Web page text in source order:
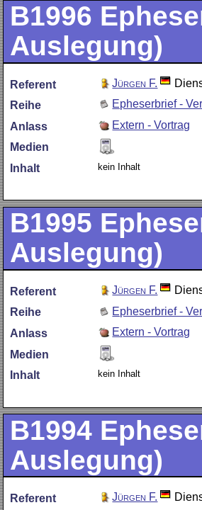
B1996
Auslegung)
Referent Jürgen F.
Reihe
Epheserbrief -
Anlass
Extern - Vortrag
Medien
Inhalt
kein Inhalt
B1995
Auslegung)
Referent Jürgen F.
Reihe
Epheserbrief -
Anlass
Extern - Vortrag
Medien
Inhalt
kein Inhalt
B1994
Auslegung)
Referent Jürgen F.